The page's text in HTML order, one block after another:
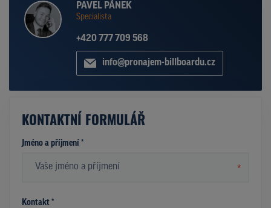
PAVEL PÁNEK
Specialista
+420 777 709 568
info@pronajem-billboardu.cz
KONTAKTNÍ FORMULÁŘ
Jméno a příjmení *
*
Kontakt *